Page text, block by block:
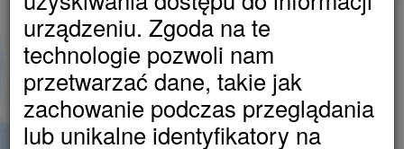
urządzeniu. Zgoda na te
technologie pozwoli nam
przetwarzać dane, takie jak
zachowanie podczas przeglądania
lub unikalne identyfikatory na
- do 4 % w skali roku
Niewielka minimalna kwota wpłaty
- jedynie 500 pln
Możliwy krótki czas trwania lokaty
- tylko 2 miesiące